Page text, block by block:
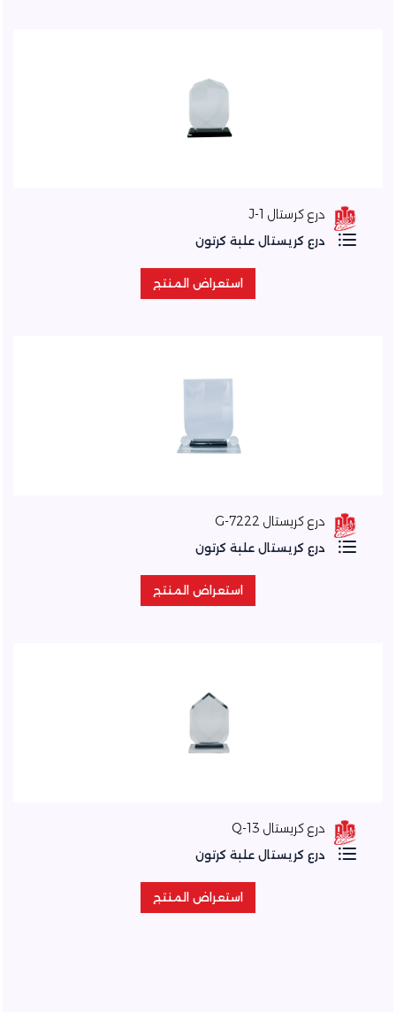
درع كرستال J-1
درع كريستال علبة كرتون
استعراض المنتج
استعراض المنتج
درع كريستال 7222-G
درع كريستال علبة كرتون
استعراض المنتج
استعراض المنتج
درع كريستال Q-13
درع كريستال علبة كرتون
استعراض المنتج
استعراض المنتج